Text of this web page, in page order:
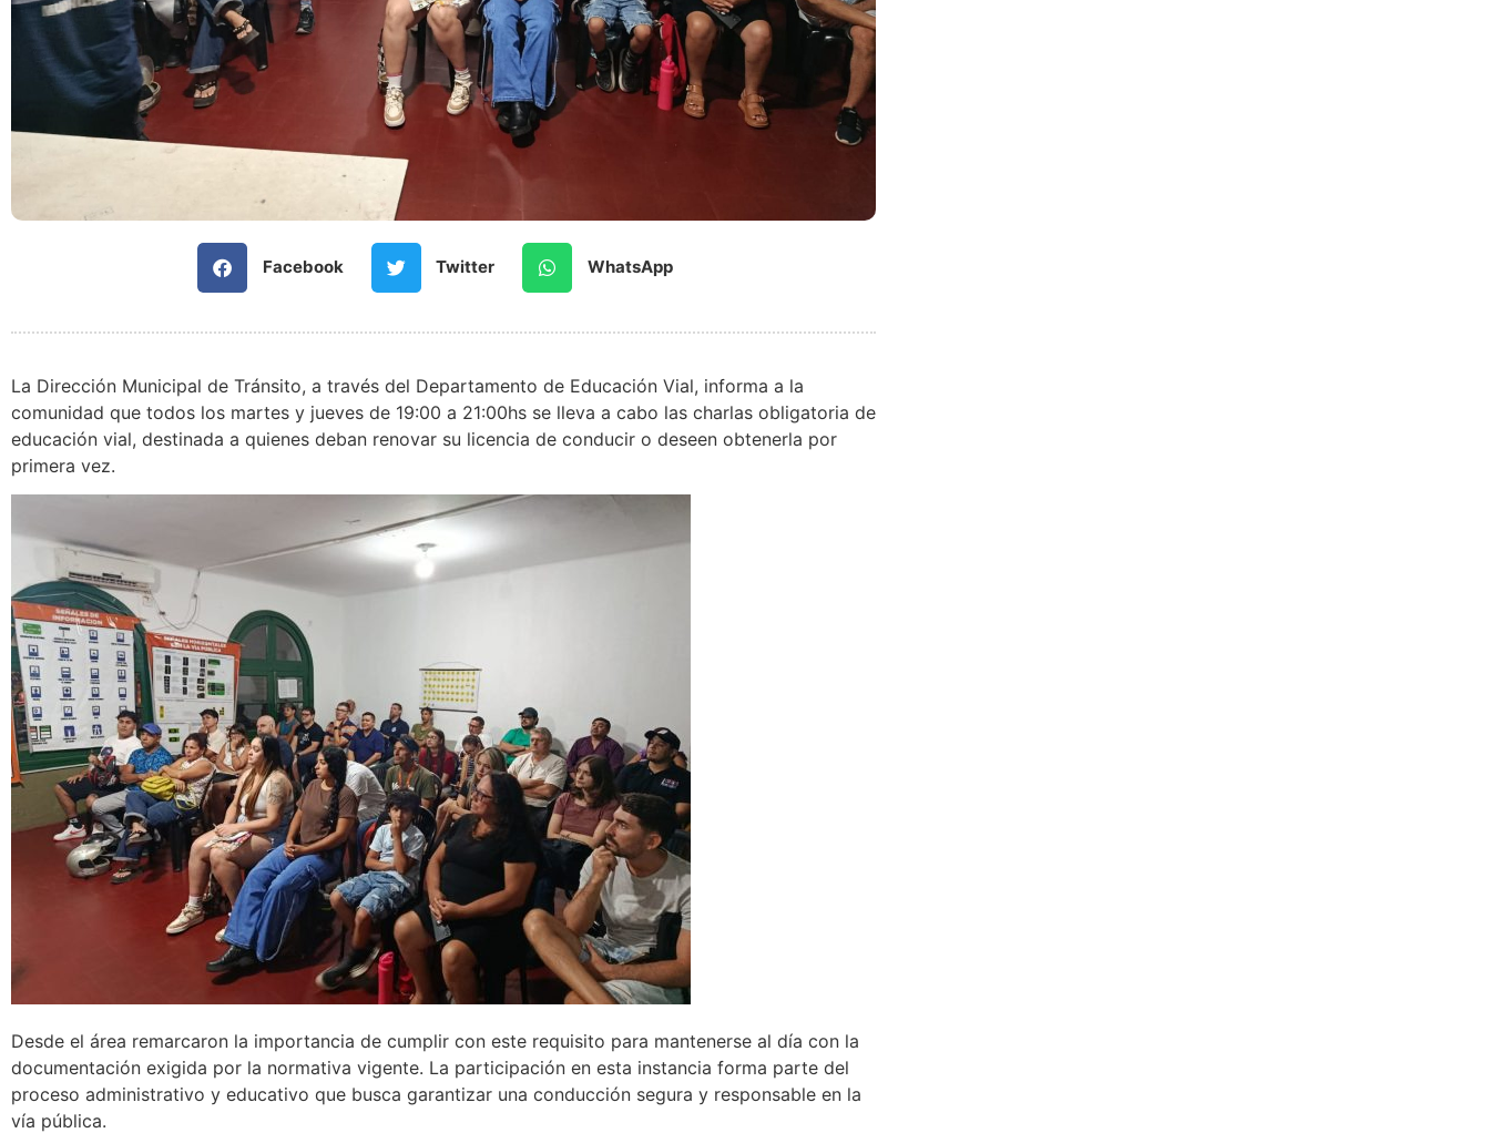
Facebook Twitter WhatsApp
La Dirección Municipal de Tránsito, a través del Departamento de Educación Vial, informa a la
comunidad que todos los martes y jueves de 19:00 a 21:00hs se lleva a cabo las charlas obligatoria de
educación vial, destinada a quienes deban renovar su licencia de conducir o deseen obtenerla por
primera vez.
Desde el área remarcaron la importancia de cumplir con este requisito para mantenerse al día con la
documentación exigida por la normativa vigente. La participación en esta instancia forma parte del
proceso administrativo y educativo que busca garantizar una conducción segura y responsable en la
vía pública.